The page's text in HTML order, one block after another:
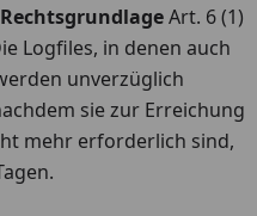
RechtsgrundlageArt. 6 (1)
Logfiles, in denen auch
unverzüglich
sie zur Erreichung
mehr erforderlich sind,